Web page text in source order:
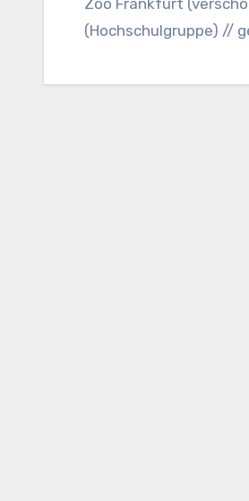
Zoo Frankfurt
(Hochschulgruppe) //